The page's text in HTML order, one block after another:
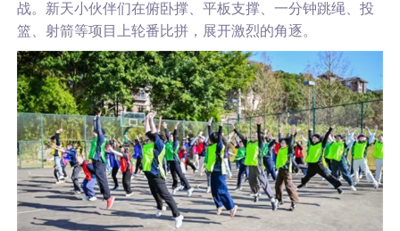
战。新天小伙伴们在俯卧撑、平板支撑、一分钟跳绳、投
篮、射箭等项目上轮番比拼，展开激烈的角逐。